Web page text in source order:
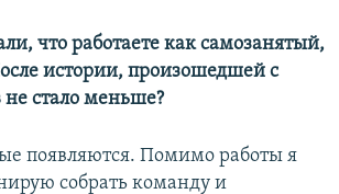
что работаете как самозанятый,
истории, произошедшей с
стало меньше?
появляются. Помимо работы я
собрать команду и